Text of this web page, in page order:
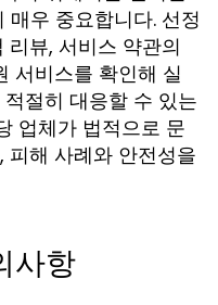
우 중요합니다. 선정
리뷰, 서비스 약관의
서비스를 확인해 실
절히 대응할 수 있는
업체가 법적으로 문
피해 사례와 안전성을
사항